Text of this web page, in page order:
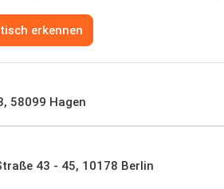
erkennen
58099 Hagen
43 - 45, 10178 Berlin